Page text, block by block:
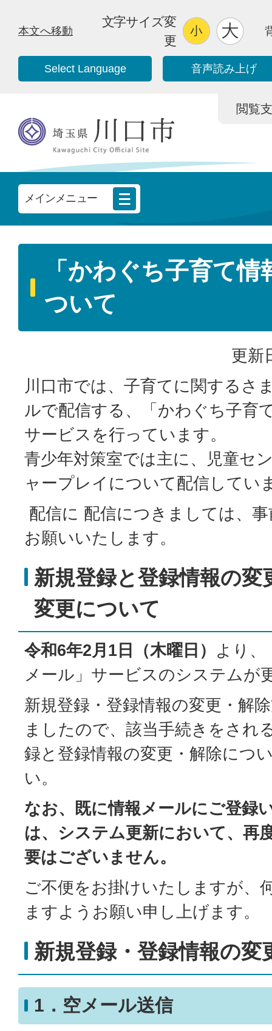
本文へ移動
文字サイズ変
更
Select Language 音声読み上げ
閲覧
メインメニュー
「かわぐち子育て
ついて
更新
川口市では、子育てに関するさ
ルで配信する、「かわぐち子育
サービスを行っています。
青少年対策室では主に、児童セ
ャープレイについて配信してい
配信に 配信につきましては、
お願いいたします。
新規登録と登録情報の変
変更について
令和6年2月1日（木曜日） より、
メール」サービスのシステムが
新規登録・登録情報の変更・解
ましたので、該当手続きをされ
録と登録情報の変更・解除につ
い。
なお、既に情報メールにご登録
は、システム更新において、再
要はございません。
ご不便をお掛けいたしますが、
ますようお願い申し上げます。
新規登録・登録情報の変
1．空メール送信